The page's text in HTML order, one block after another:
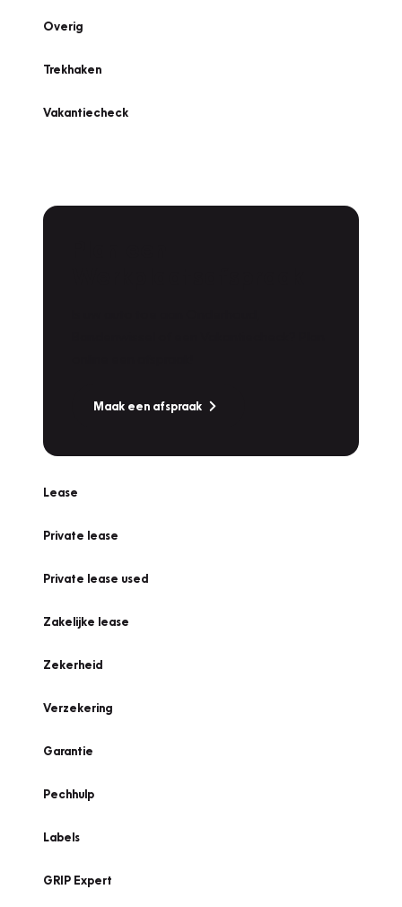
Overig
Trekhaken
Vakantiecheck
Maak een afspraak
Lease
Private lease
Private lease used
Zakelijke lease
Zekerheid
Verzekering
Garantie
Pechhulp
Labels
GRIP Expert